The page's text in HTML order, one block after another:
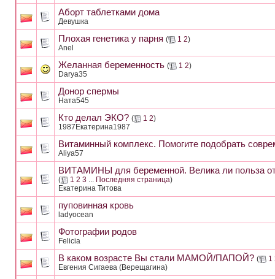
Аборт таблетками дома
Девушка
Плохая генетика у парня ( 1 2)
Anel
Желанная беременность ( 1 2)
Darya35
Донор спермы
Ната545
Кто делал ЭКО? ( 1 2)
1987Екатерина1987
Витаминный комплекс. Помогите подобрать
Aliya57
ВИТАМИНЫ для беременной. Велика ли польза
( 1 2 3 ... Последняя страница)
Екатерина Титова
пуповинная кровь
ladyocean
Фотографии родов
Felicia
В каком возрасте Вы стали МАМОЙ/ПАПОЙ? ( 1
Евгения Сигаева (Верещагина)